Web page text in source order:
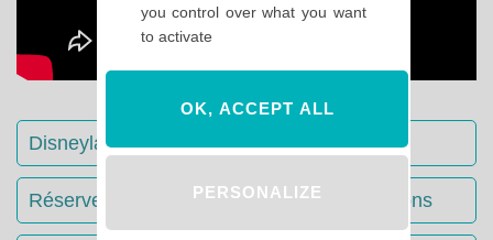
Disneyland Paris : Le guide complet
Réserver votre séjour : toutes les informations
you control over what you want
to activate
OK, ACCEPT ALL
PERSONALIZE